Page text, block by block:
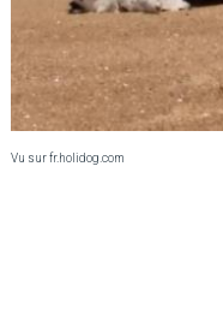
Vu sur fr.holidog.com